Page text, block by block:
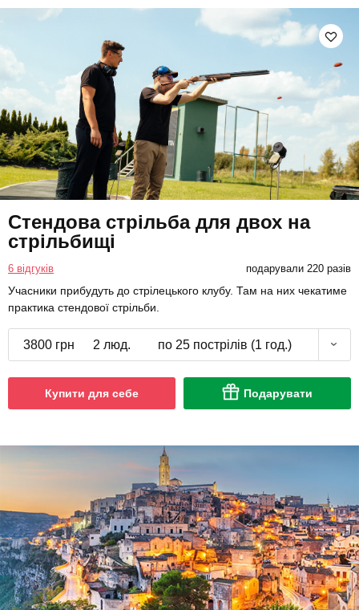
Стендова стрільба для двох на
стрільбищі
6 відгуків подарували 220 разів
Учасники прибудуть до стрілецького клубу. Там на них чекатиме
практика стендової стрільби.
3800 грн 2 люд. по 25 пострілів (1 год.)
Купити для себе Подарувати